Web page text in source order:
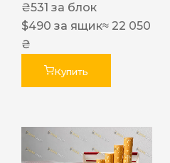
₴531 за блок
$490 за ящик≈ 22 050
₴
Купить